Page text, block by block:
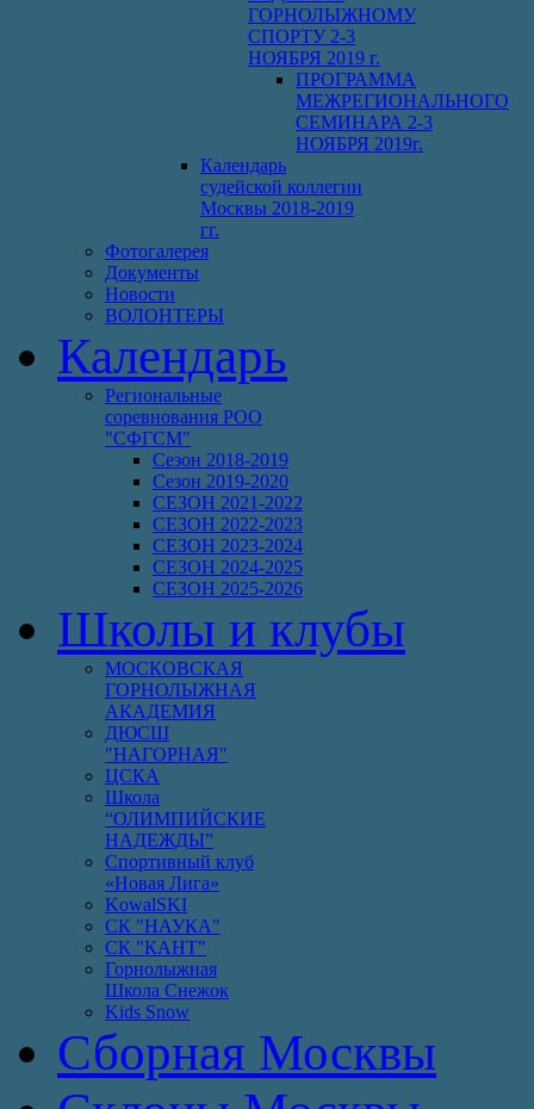
ГОРНОЛЫЖНОМУ
СПОРТУ 2-3
НОЯБРЯ 2019 г.
ПРОГРАММА
МЕЖРЕГИОНАЛЬНОГО
СЕМИНАРА 2-3
НОЯБРЯ 2019г.
Календарь
судейской коллегии
Москвы 2018-2019
гг.
Фотогалерея
Документы
Новости
ВОЛОНТЕРЫ
Календарь
Региональные
соревнования РОО
"СФГСМ"
Сезон 2018-2019
Сезон 2019-2020
СЕЗОН 2021-2022
СЕЗОН 2022-2023
СЕЗОН 2023-2024
СЕЗОН 2024-2025
СЕЗОН 2025-2026
Школы и клубы
МОСКОВСКАЯ
ГОРНОЛЫЖНАЯ
АКАДЕМИЯ
ДЮСШ
"НАГОРНАЯ"
ЦСКА
Школа
“ОЛИМПИЙСКИЕ
НАДЕЖДЫ”
Спортивный клуб
«Новая Лига»
KowalSKI
СК "НАУКА"
СК "КАНТ"
Горнолыжная
Школа Снежок
Kids Snow
Сборная Москвы